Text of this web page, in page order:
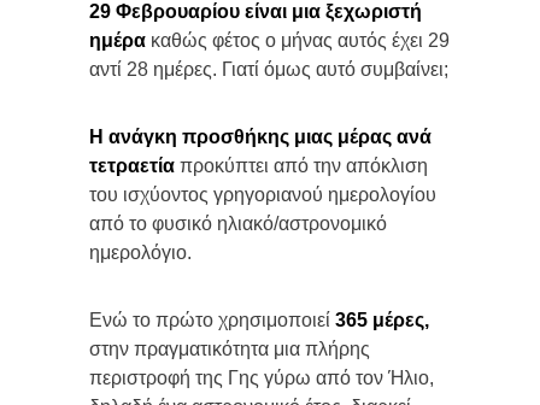
29 Φεβρουαρίου είναι μια ξεχωριστή
ημέρα καθώς φέτος ο μήνας αυτός έχει 29
αντί 28 ημέρες. Γιατί όμως αυτό συμβαίνει;
Η ανάγκη προσθήκης μιας μέρας ανά
τετραετία προκύπτει από την απόκλιση
του ισχύοντος γρηγοριανού ημερολογίου
από το φυσικό ηλιακό/αστρονομικό
ημερολόγιο.
Ενώ το πρώτο χρησιμοποιεί 365 μέρες,
στην πραγματικότητα μια πλήρης
περιστροφή της Γης γύρω από τον Ήλιο,